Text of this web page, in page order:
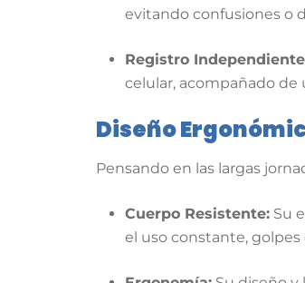
evitando confusiones o
Registro
celular, acompañado de
Diseño
Pensando en las largas
Cuerpo Resistente: Su
el uso constante, golpes